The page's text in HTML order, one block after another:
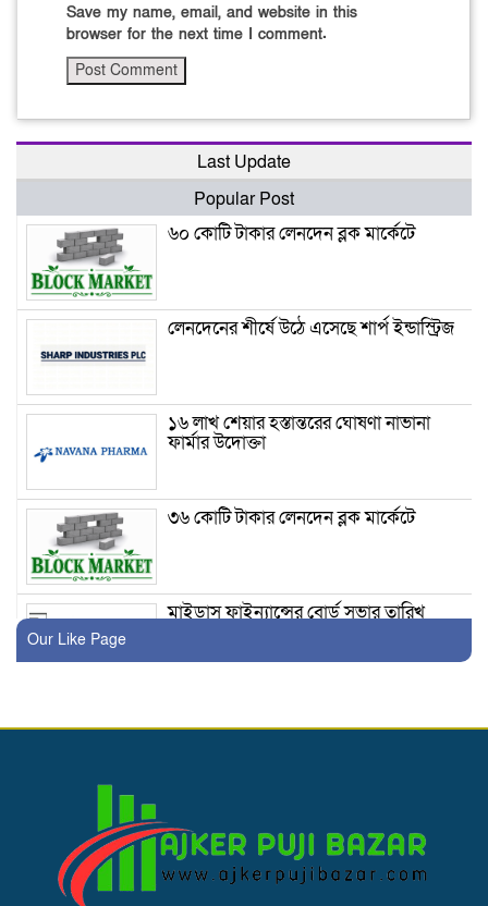
Save my name, email, and website in this
browser for the next time I comment.
Last Update
Popular Post
৬০ কোটি টাকার লেনদেন ব্লক মার্কেটে
লেনদেনের শীর্ষে উঠে এসেছে শার্প ইন্ডাস্ট্রিজ
১৬ লাখ শেয়ার হস্তান্তরের ঘোষণা নাভানা
ফার্মার উদোক্তা
৩৬ কোটি টাকার লেনদেন ব্লক মার্কেটে
মাইডাস ফাইন্যান্সের বোর্ড সভার তারিখ
পেস্টিসাইডস
বিডিবিএল মিউচুয়াল ফান্ড ওয়ান
Our Like Page